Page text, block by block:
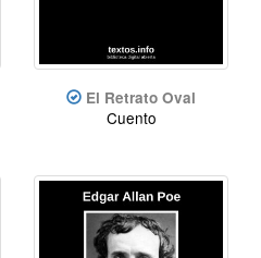
El Retrato Oval
Cuento